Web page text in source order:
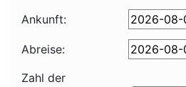
Ankunft:
Abreise:
Zahl der